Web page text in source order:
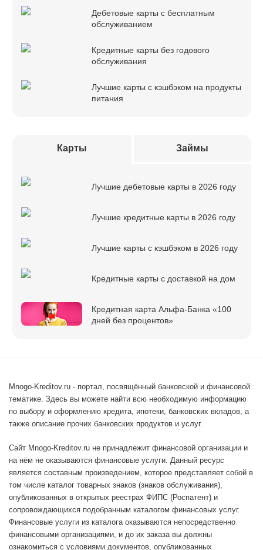
Дебетовые карты с бесплатным
обслуживанием
Кредитные карты без годового
обслуживания
Лучшие карты с кэшбэком на продукты
питания
Карты Займы
Лучшие дебетовые карты в 2026 году
Лучшие кредитные карты в 2026 году
Лучшие карты с кэшбэком в 2026 году
Кредитные карты с доставкой на дом
Кредитная карта Альфа-Банка «100
дней без процентов»
Mnogo-Kreditov.ru - портал, посвящённый банковской и финансовой
тематике. Здесь вы можете найти всю необходимую информацию
по выбору и оформлению кредита, ипотеки, банковских вкладов, а
также описание прочих банковских продуктов и услуг.
Сайт Mnogo-Kreditov.ru не принадлежит финансовой организации и
на нём не оказываются финансовые услуги. Данный ресурс
является составным произведением, которое представляет собой в
том числе каталог товарных знаков (знаков обслуживания),
опубликованных в открытых реестрах ФИПС (Роспатент) и
сопровождающихся подобранным каталогом финансовых услуг.
Финансовые услуги из каталога оказываются непосредственно
финансовыми организациями, и до их заказа вы должны
ознакомиться с условиями документов, опубликованных